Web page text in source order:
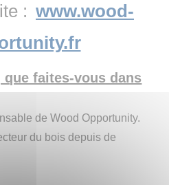
: www.wood-
que faites-vous dans
de Wood Opportunity.
du bois depuis de